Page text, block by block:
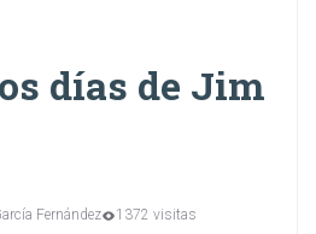
días de Jim
Fernández 1372 visitas